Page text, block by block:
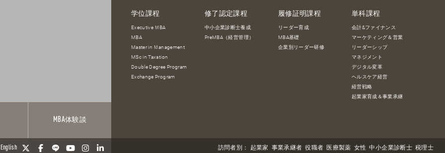
MBA体験談
English 訪問者別： 起業家 事業承継者 役職者 医療製薬 女性 中小企業診断士 税理士
学位課程
Executive MBA
MBA
Master in Management
MSc in Taxation
Double Degree Program
Exchange Program
修了認定課程
中小企業診断士養成
PreMBA（経営管理）
履修証明課程
リーダー育成
MBA基礎
企業別リーダー研修
単科課程
会計&ファイナンス
マーケティング＆営業
リーダーシップ
マネジメント
デジタル変革
ヘルスケア経営
経営戦略
起業家育成＆事業承継